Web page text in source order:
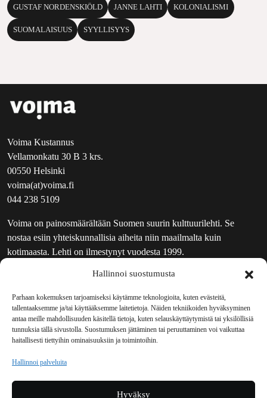
Hallinnoi suostumusta
Parhaan kokemuksen tarjoamiseksi käytämme teknologioita, kuten evästeitä,
tallentaaksemme ja/tai käyttääksemme laitetietoja. Näiden tekniikoiden hyväksyminen
antaa meille mahdollisuuden käsitellä tietoja, kuten selauskäyttäytymistä tai yksilöllisiä
tunnuksia tällä sivustolla. Suostumuksen jättäminen tai peruuttaminen voi vaikuttaa
haitallisesti tiettyihin ominaisuuksiin ja toimintoihin.
Hallinnoi palveluita
Hyväksy
GUSTAF NORDENSKIÖLD JANNE LAHTI KOLONIALISMI
SUOMALAISUUS SYYLLISYYS
Voima Kustannus
Vellamonkatu 30 B 3 krs.
00550 Helsinki
voima(at)voima.fi
044 238 5109
Voima on painosmäärältään Suomen suurin kulttuurilehti. Se
nostaa esiin yhteiskunnallisia aiheita niin maailmalta kuin
kotimaasta. Lehti on ilmestynyt vuodesta 1999.
UUTISKIRJE
MAINOSTAJILLE
VASTAMAINOKSET
JAKELUPAIKAT
REKISTERISELOSTE
TILAUKSEN PERUUTUSPYYNTÖ